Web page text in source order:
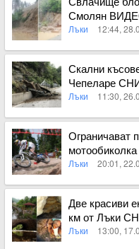
Смолян
Лъки 12:44,
Вижте пълното
Скални
Чепеларе
Лъки 11:30,
Вижте пълното
Ограничават
мотообиколка
Лъки 20:01,
Вижте пълното
Две красиви
км от Лъки
Лъки 13:00,